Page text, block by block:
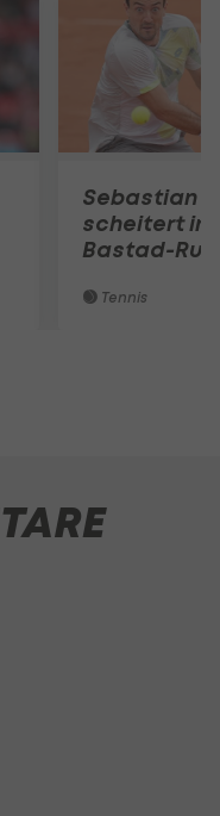
Sebastian
scheitert in
Bastad-
Tennis